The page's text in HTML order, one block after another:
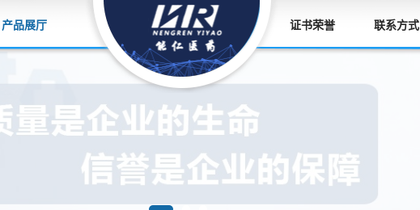
产品展厅 证书荣誉 联系方式